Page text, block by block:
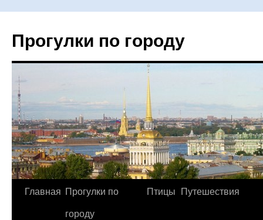
Прогулки по городу
Перейти
Главная Прогулки по
городу
Птицы Путешествия